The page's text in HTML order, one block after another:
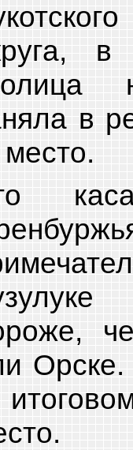
в
Орске.